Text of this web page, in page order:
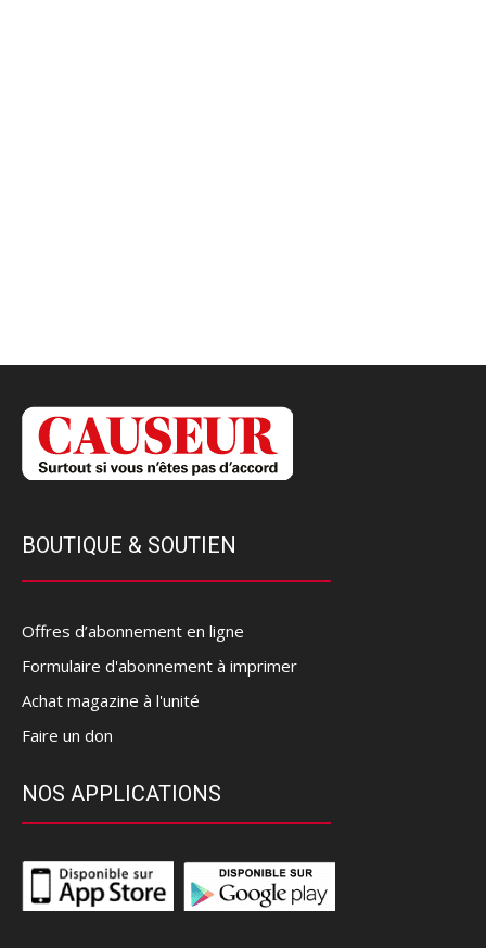
BOUTIQUE & SOUTIEN
Offres d’abonnement en ligne
Formulaire d'abonnement à imprimer
Achat magazine à l'unité
Faire un don
NOS APPLICATIONS